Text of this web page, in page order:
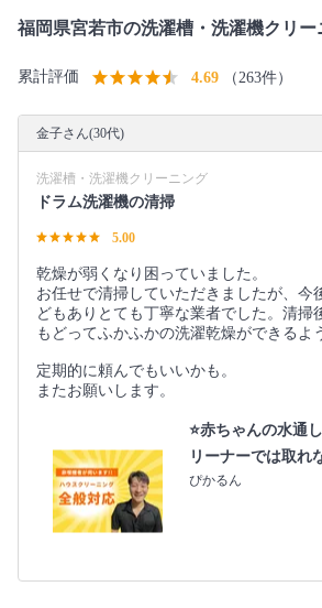
福岡県宮若市の洗濯槽・洗濯機クリー
累計評価 4.69 （263件）
金子さん(30代)
洗濯槽・洗濯機クリーニング
ドラム洗濯機の清掃
5.00
乾燥が弱くなり困っていました。
お任せで清掃していただきましたが、今
どもありとても丁寧な業者でした。清掃
もどってふかふかの洗濯乾燥ができるよ
定期的に頼んでもいいかも。
またお願いします。
⭐️赤ちゃんの水通
リーナーでは取れ
ぴかるん